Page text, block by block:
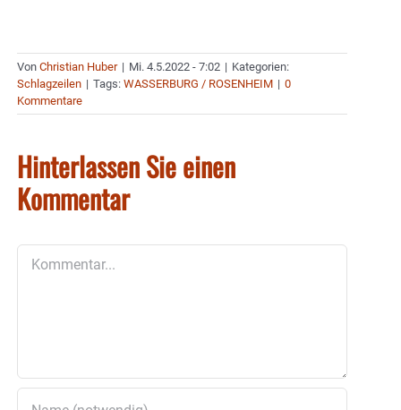
Von Christian Huber | Mi. 4.5.2022 - 7:02 | Kategorien:
Schlagzeilen | Tags: WASSERBURG / ROSENHEIM | 0
Kommentare
Hinterlassen Sie einen
Kommentar